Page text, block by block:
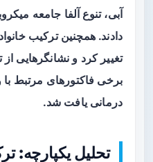
آبی،تنوع آلفا جامعه
دادند. همچنین ترکیب
تغییر کرد و نشانگرهایی از
برخی فاکتورهای مرتبط با
درمانی یافت شد.
تحلیل یکپارچه: